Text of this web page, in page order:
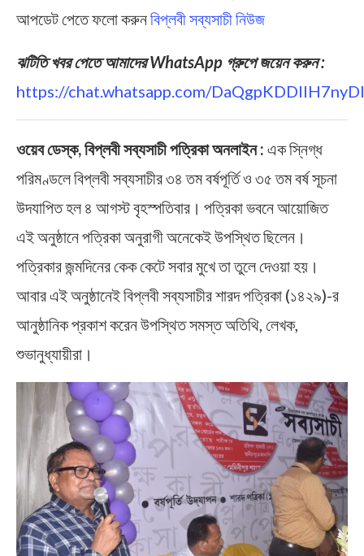
আপডেট পেতে ফলো করুনবিপ্লবী সব্যসাচী নিউজ
ঝটিতি খবর পেতে আমাদের WhatsApp গ্রুপে জয়েন করুন :
https://chat.whatsapp.com/
ওয়েব ডেস্ক, বিপ্লবী সব্যসাচী পত্রিকা অনলাইন : এক স্নিগ্ধ
পরিমণ্ডলে বিপ্লবী সব্যসাচীর ৩৪ তম বর্ষপূর্তি ও ৩৫ তম বর্ষ সূচনা
উদযাপিত হল ৪ আগস্ট বৃহস্পতিবার। পত্রিকা ভবনে আয়োজিত
এই অনুষ্ঠানে পত্রিকা অনুরাগী অনেকেই উপস্থিত ছিলেন।
পত্রিকার জন্মদিনের কেক কেটে সবার মুখে তা তুলে দেওয়া হয়।
আবার এই অনুষ্ঠানেই বিপ্লবী সব্যসাচীর শারদ পত্রিকা (১৪২৯)-র
আনুষ্ঠানিক প্রকাশ করেন উপস্থিত সমস্ত অতিথি, লেখক,
শুভানুধ্যায়ীরা।